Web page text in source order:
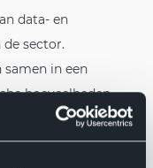
data- en
sector.
samen in een
hoeveelheden
maar ook meer
daar wil je op